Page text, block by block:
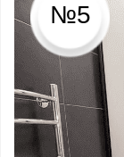
№5